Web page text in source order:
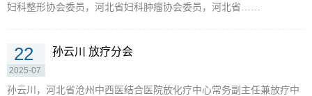
妇科整形协会委员，河北省妇科肿瘤协会委员，河北省……
22
2025-07
孙云川 放疗分会
孙云川，河北省沧州中西医结合医院放化疗中心常务副主任兼放疗中